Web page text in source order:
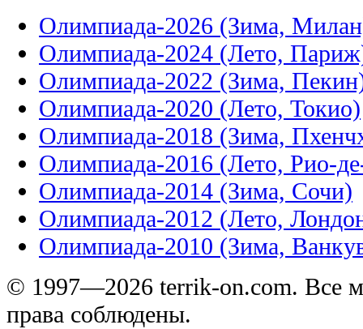
Олимпиада-2026 (Зима,
Олимпиада-2024 (Лето,
Олимпиада-2022 (Зима,
Олимпиада-2020 (Лето, Токио)
Олимпиада-2018 (Зима,
Олимпиада-2016 (Лето, Рио-
Олимпиада-2014 (Зима, Сочи)
Олимпиада-2012 (Лето,
Олимпиада-2010 (Зима,
© 1997—2026 terrik-on.com. Все
права соблюдены.